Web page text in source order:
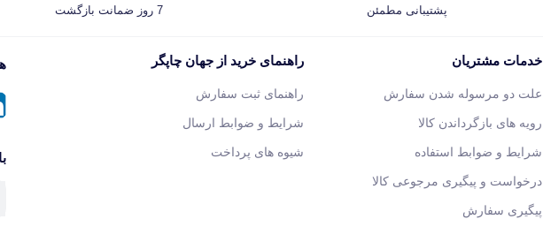
پشتیبانی مطمئن 7 روز ضمانت بازگشت
خدمات مشتریان
علت دو مرسوله شدن سفارش
رویه های بازگرداندن کالا
شرایط و ضوابط استفاده
درخواست و پیگیری مرجوعی کالا
پیگیری سفارش
راهنمای خرید از جهان چاپگر
راهنمای ثبت سفارش
شرایط و ضوابط ارسال
شیوه های پرداخت